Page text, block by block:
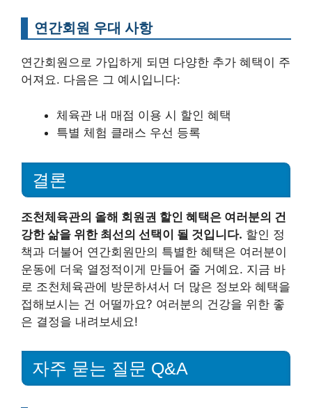
연간회원 우대 사항
연간회원으로 가입하게 되면 다양한 추가 혜택이 주
어져요. 다음은 그 예시입니다:
체육관 내 매점 이용 시 할인 혜택
특별 체험 클래스 우선 등록
결론
조천체육관의 올해 회원권 할인 혜택은 여러분의 건
강한 삶을 위한 최선의 선택이 될 것입니다. 할인 정
책과 더불어 연간회원만의 특별한 혜택은 여러분이
운동에 더욱 열정적이게 만들어 줄 거예요. 지금 바
로 조천체육관에 방문하셔서 더 많은 정보와 혜택을
접해보시는 건 어떨까요? 여러분의 건강을 위한 좋
은 결정을 내려보세요!
자주 묻는 질문 Q&A